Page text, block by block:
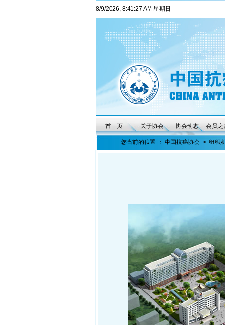
8/9/2026, 8:41:28 AM 星期日
首 页 关于协会 协会动态 会员之
您当前的位置 ： 中国抗癌协会 > 组织